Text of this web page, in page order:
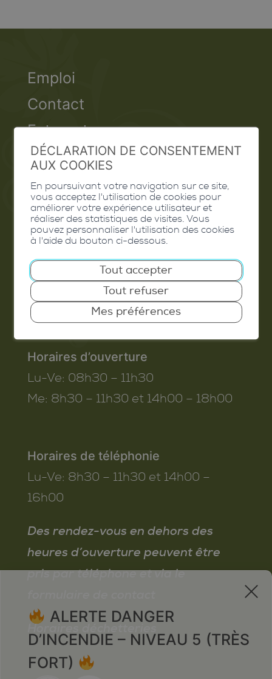
Emploi
Contact
Extranet
Valais Excellence
Commune de Conthey
Route de Savoie 54
1975 St-Séverin
T. 027 345 45 45
info@conthey.ch
Horaires d’ouverture
Lu-Ve: 08h30 – 11h30
Me: 8h30 – 11h30 et 14h00 – 18h00
Horaires de téléphonie
Lu-Ve: 8h30 – 11h30 et 14h00 –
16h00
Des rendez-vous en dehors des
heures d’ouverture peuvent être
pris par téléphone et via le
Horaires déchetteries
x
ALERTE DANGER
D’INCENDIE – NIVEAU 5 (TRÈS
FORT)
DÉCLARATION DE CONSENTEMENT
AUX COOKIES
En poursuivant votre navigation sur ce site,
vous acceptez l'utilisation de cookies pour
améliorer votre expérience utilisateur et
réaliser des statistiques de visites. Vous
pouvez personnaliser l'utilisation des cookies
à l'aide du bouton ci-dessous.
Tout accepter
Tout refuser
Mes préférences